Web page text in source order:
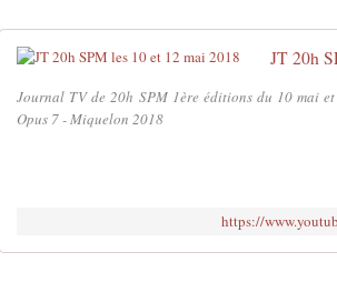
JT 20h
Journal TV de 20h SPM 1ère éditions du 10 mai
Opus 7 - Miquelon 2018
https://